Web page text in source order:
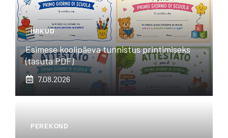
IMIKUD
Esimese koolipäeva tunnistus printimiseks
(tasuta PDF)
7.08.2026
PEREKOND